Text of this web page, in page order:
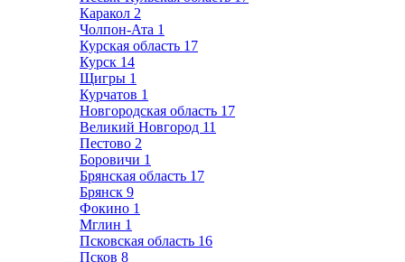
Каракол 2
Чолпон-Ата 1
Курская область 17
Курск 14
Щигры 1
Курчатов 1
Новгородская область 17
Великий Новгород 11
Пестово 2
Боровичи 1
Брянская область 17
Брянск 9
Фокино 1
Мглин 1
Псковская область 16
Псков 8